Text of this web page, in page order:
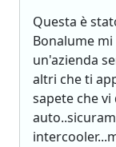
Questa è
Bonalume
un'azienda
altri che ti
sapete che